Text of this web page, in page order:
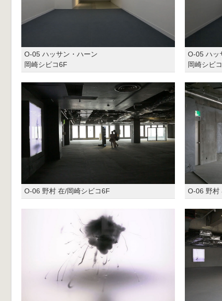
O-05 ハッサン・ハーン
岡崎シビコ6F
O-05 ハッ
岡崎シビ
O-06 野村 在/岡崎シビコ6F O-06 野村